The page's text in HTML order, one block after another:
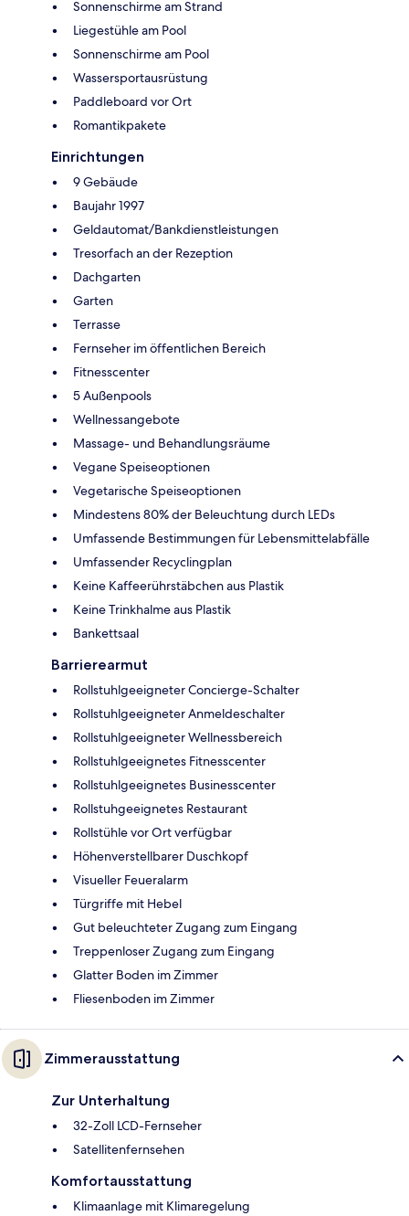
Sonnenschirme am Strand
Liegestühle am Pool
Sonnenschirme am Pool
Wassersportausrüstung
Paddleboard vor Ort
Romantikpakete
Einrichtungen
9 Gebäude
Baujahr 1997
Geldautomat/Bankdienstleistungen
Tresorfach an der Rezeption
Dachgarten
Garten
Terrasse
Fernseher im öffentlichen Bereich
Fitnesscenter
5 Außenpools
Wellnessangebote
Massage- und Behandlungsräume
Vegane Speiseoptionen
Vegetarische Speiseoptionen
Mindestens 80% der Beleuchtung durch LEDs
Umfassende Bestimmungen für Lebensmittelabfälle
Umfassender Recyclingplan
Keine Kaffeerührstäbchen aus Plastik
Keine Trinkhalme aus Plastik
Bankettsaal
Barrierearmut
Rollstuhlgeeigneter Concierge-Schalter
Rollstuhlgeeigneter Anmeldeschalter
Rollstuhlgeeigneter Wellnessbereich
Rollstuhlgeeignetes Fitnesscenter
Rollstuhlgeeignetes Businesscenter
Rollstuhgeeignetes Restaurant
Rollstühle vor Ort verfügbar
Höhenverstellbarer Duschkopf
Visueller Feueralarm
Türgriffe mit Hebel
Gut beleuchteter Zugang zum Eingang
Treppenloser Zugang zum Eingang
Glatter Boden im Zimmer
Fliesenboden im Zimmer
Zimmerausstattung
Zur Unterhaltung
32-Zoll LCD-Fernseher
Satellitenfernsehen
Komfortausstattung
Klimaanlage mit Klimaregelung